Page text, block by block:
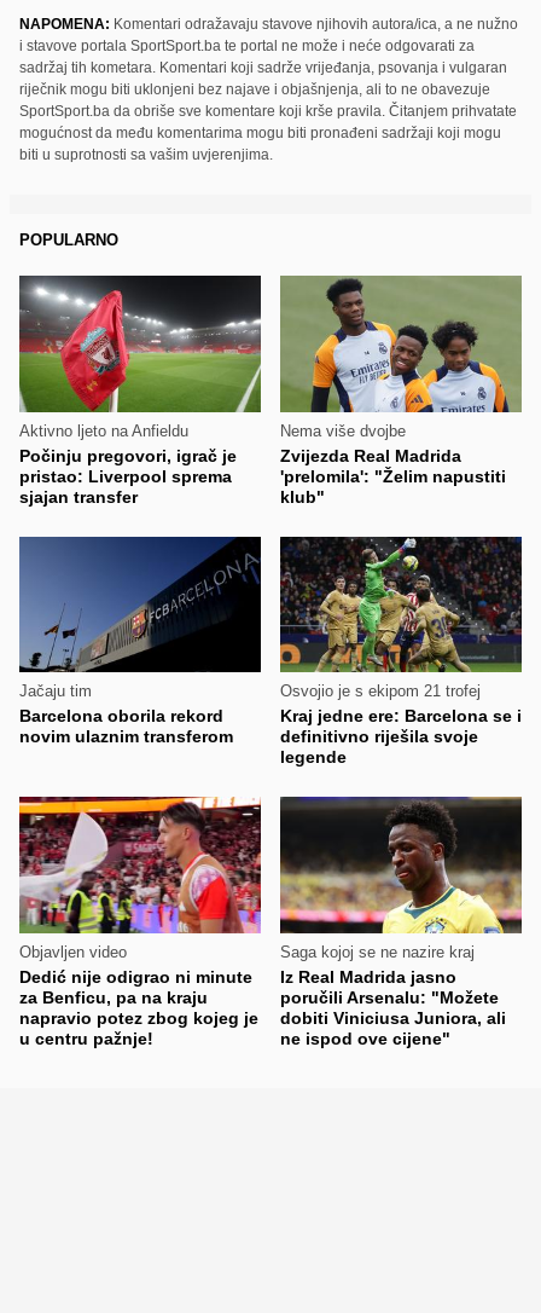
NAPOMENA: Komentari odražavaju stavove njihovih autora/ica, a ne nužno
i stavove portala SportSport.ba te portal ne može i neće odgovarati za
sadržaj tih kometara. Komentari koji sadrže vrijeđanja, psovanja i vulgaran
riječnik mogu biti uklonjeni bez najave i objašnjenja, ali to ne obavezuje
SportSport.ba da obriše sve komentare koji krše pravila. Čitanjem prihvatate
mogućnost da među komentarima mogu biti pronađeni sadržaji koji mogu
biti u suprotnosti sa vašim uvjerenjima.
POPULARNO
Aktivno ljeto na Anfieldu
Počinju pregovori, igrač je
pristao: Liverpool sprema
sjajan transfer
Nema više dvojbe
Zvijezda Real Madrida
'prelomila': "Želim napustiti
klub"
Jačaju tim
Barcelona oborila rekord
novim ulaznim transferom
Osvojio je s ekipom 21 trofej
Kraj jedne ere: Barcelona se i
definitivno riješila svoje
legende
Objavljen video
Dedić nije odigrao ni minute
za Benficu, pa na kraju
napravio potez zbog kojeg je
u centru pažnje!
Saga kojoj se ne nazire kraj
Iz Real Madrida jasno
poručili Arsenalu: "Možete
dobiti Viniciusa Juniora, ali
ne ispod ove cijene"